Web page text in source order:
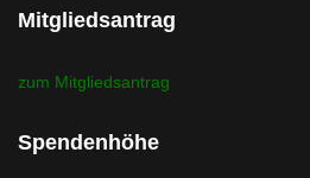
Mitgliedsantrag
zum Mitgliedsantrag
Spendenhöhe